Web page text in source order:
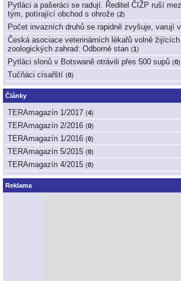
Pytláci a pašeráci se radují. Ředitel ČIŽP ruší
tým, potírající obchod s ohrože (2)
Počet invazních druhů se rapidně zvyšuje, varují
Česká asociace veterinárních lékařů volně
zoologických zahrad: Odborné stan (1 )
Pytláci slonů v Botswaně otrávili přes 500 supů (0)
Tučňáci císařští (0)
Články
TERAmagazín 1/2017 (4)
TERAmagazín 2/2016 (0)
TERAmagazín 1/2016 (0)
TERAmagazín 5/2015 (0)
TERAmagazín 4/2015 (0)
Reklama